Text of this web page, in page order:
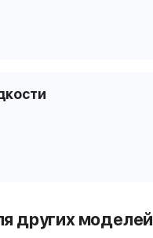
других моделей